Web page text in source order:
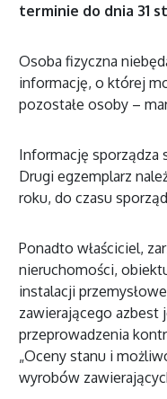
terminie do dnia 31
Osoba fizyczna
informację, o której
pozostałe osoby –
Informację sporządza
Drugi egzemplarz
roku, do czasu
Ponadto właściciel,
nieruchomości,
instalacji
zawierającego azbest
przeprowadzenia
„Oceny stanu i
wyrobów